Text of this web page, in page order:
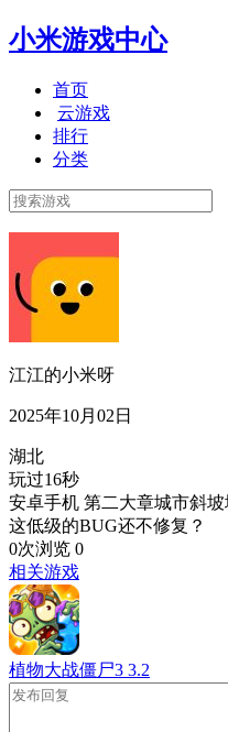
小米游戏中心
首页
云游戏
排行
分类
江江的小米呀
2025年10月02日
湖北
玩过16秒
安卓手机 第二大章城市斜
这低级的BUG还不修复？
0次浏览 0
相关游戏
植物大战僵尸3 3.2